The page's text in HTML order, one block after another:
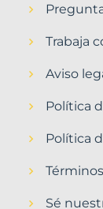
Trabaja
Aviso
Política
Política
Sé